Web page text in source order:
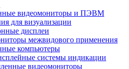
видеомониторы и ПЭВМ
для визуализации
дисплеи
межвидового применения
компьютеры
системы индикации
видеомониторы